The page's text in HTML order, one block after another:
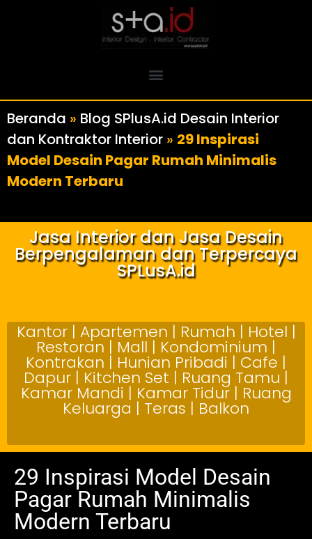
Beranda » Blog SPlusA.id Desain Interior
dan Kontraktor Interior » 29 Inspirasi
Model Desain Pagar Rumah Minimalis
Modern Terbaru
Jasa Interior dan Jasa Desain
Berpengalaman dan Terpercaya
SPLusA.id
Kantor | Apartemen | Rumah | Hotel |
Restoran | Mall | Kondominium |
Kontrakan | Hunian Pribadi | Cafe |
Dapur | Kitchen Set | Ruang Tamu |
Kamar Mandi | Kamar Tidur | Ruang
Keluarga | Teras | Balkon
29 Inspirasi Model Desain
Pagar Rumah Minimalis
Modern Terbaru